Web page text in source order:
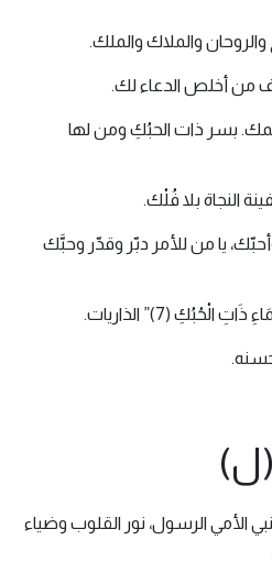
والملاك والملك.
من أخلص الدعاء لك.
بسر ذات الحبُكِ ومن لها
النجاة بلا فُلْك.
يا من للأمر دبّر وقدّر وحبَّك
(ل)
الأمي الرسول، نور القلوب وضياء